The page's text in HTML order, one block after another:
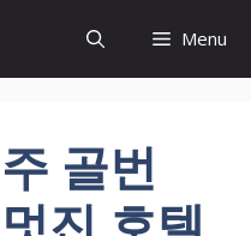
Menu
골번